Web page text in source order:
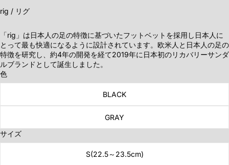
rig / リグ
「rig」は日本人の足の特徴に基づいたフットベットを採用し日本人に
とって最も快適になるように設計されています。欧米人と日本人の足の
特徴を研究し、約4年の開発を経て2019年に日本初のリカバリーサンダ
ルブランドとして誕生しました。
色
BLACK
GRAY
サイズ
S(22.5～23.5cm)